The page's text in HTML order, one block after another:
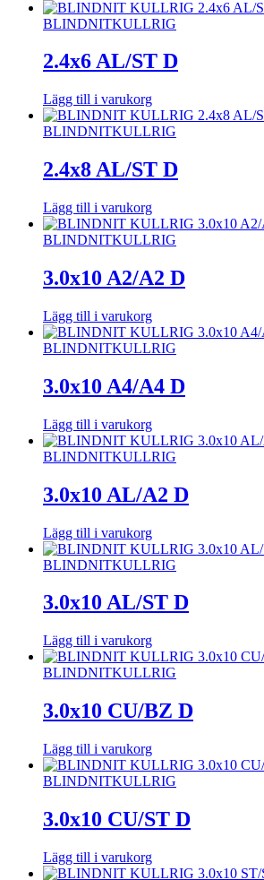
BLINDNITKULLRIG
2.4x6 AL/ST D
Lägg till i varukorg
BLINDNITKULLRIG
2.4x8 AL/ST D
Lägg till i varukorg
BLINDNITKULLRIG
3.0x10 A2/A2 D
Lägg till i varukorg
BLINDNITKULLRIG
3.0x10 A4/A4 D
Lägg till i varukorg
BLINDNITKULLRIG
3.0x10 AL/A2 D
Lägg till i varukorg
BLINDNITKULLRIG
3.0x10 AL/ST D
Lägg till i varukorg
BLINDNITKULLRIG
3.0x10 CU/BZ D
Lägg till i varukorg
BLINDNITKULLRIG
3.0x10 CU/ST D
Lägg till i varukorg